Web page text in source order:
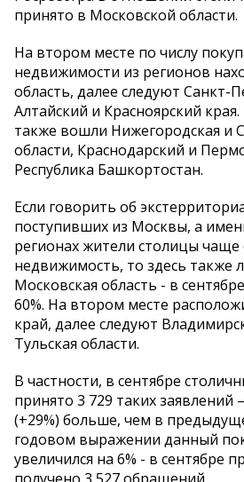
принято в Московской области.
На втором месте по числу
недвижимости из регионов
область, далее следуют Санкт-
Алтайский и Красноярский
также вошли Нижегородская и
области, Краснодарский и
Республика Башкортостан.
Если говорить об
поступивших из Москвы, а
регионах жители столицы
недвижимость, то здесь также
Московская область - в
60%. На втором месте
край, далее следуют
Тульская области.
В частности, в сентябре
принято 3 729 таких заявлений
(+29%) больше, чем в
годовом выражении данный
увеличился на 6% - в сентябре